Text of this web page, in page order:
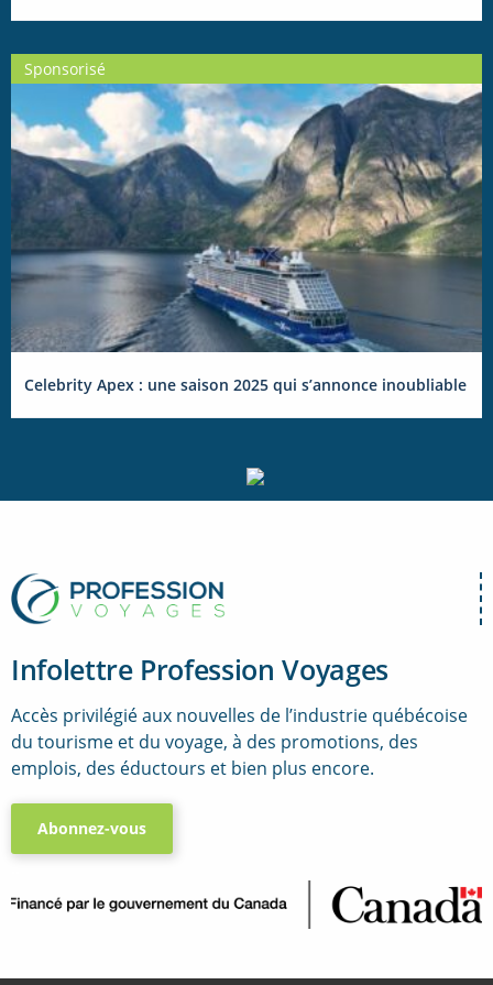
Sponsorisé
Celebrity Apex : une saison 2025 qui s’annonce inoubliable
Infolettre Profession Voyages
Accès privilégié aux nouvelles de l’industrie québécoise
du tourisme et du voyage, à des promotions, des
emplois, des éductours et bien plus encore.
Abonnez-vous